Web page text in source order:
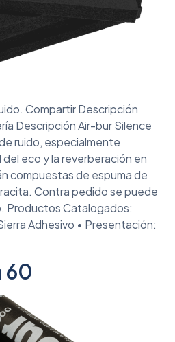
Compartir Descripción
Descripción Air-bur Silence
ruido, especialmente
eco y la reverberación en
compuestas de espuma de
Contra pedido se puede
Productos Catalogados:
Adhesivo • Presentación:
60